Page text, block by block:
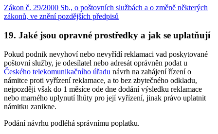
Zákon č. 29/2000 Sb., o poštovních službách a o změně některých
zákonů, ve znění pozdějších předpisů
19. Jaké jsou opravné prostředky a jak se uplatňují
Pokud podnik nevyhoví nebo nevyřídí reklamaci vad poskytované
poštovní služby, je odesílatel nebo adresát oprávněn podat u
Českého telekomunikačního úřadu návrh na zahájení řízení o
námitce proti vyřízení reklamace, a to bez zbytečného odkladu,
nejpozději však do 1 měsíce ode dne dodání výsledku reklamace
nebo marného uplynutí lhůty pro její vyřízení, jinak právo uplatnit
námitku zanikne.
Podání návrhu podléhá správnímu poplatku.